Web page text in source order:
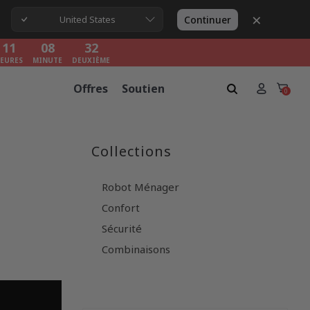
United States Continuer ×
31
11 08
MINUTE
31
DEUXIÈME
DEUXIÈME
Offres Soutien 0
Collections
Robot Ménager
Confort
Sécurité
Combinaisons